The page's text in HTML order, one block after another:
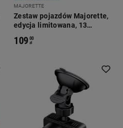
MAJORETTE
Zestaw pojazdów Majorette,
edycja limitowana, 13
109 00
zł